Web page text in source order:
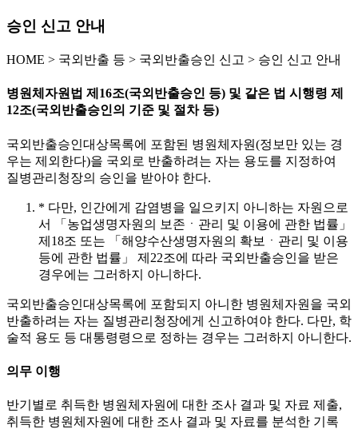
승인 신고 안내
HOME > 국외반출 등 > 국외반출승인 신고 > 승인 신고 안내
병원체자원법 제16조(국외반출승인 등) 및 같은 법 시행령 제
12조(국외반출승인의 기준 및 절차 등)
국외반출승인대상목록에 포함된 병원체자원(정보만 있는 경
우는 제외한다)을 국외로 반출하려는 자는 용도를 지정하여
질병관리청장의 승인을 받아야 한다.
* 다만, 인간에게 감염병을 일으키지 아니하는 자원으로
서 「농업생명자원의 보존ㆍ관리 및 이용에 관한 법률」
제18조 또는 「해양수산생명자원의 확보ㆍ관리 및 이용
등에 관한 법률」 제22조에 따라 국외반출승인을 받은
경우에는 그러하지 아니하다.
국외반출승인대상목록에 포함되지 아니한 병원체자원을 국외
반출하려는 자는 질병관리청장에게 신고하여야 한다. 다만, 학
술적 용도 등 대통령령으로 정하는 경우는 그러하지 아니한다.
의무 이행
반기별로 취득한 병원체자원에 대한 조사 결과 및 자료 제출,
취득한 병원체자원에 대한 조사 결과 및 자료를 분석한 기록